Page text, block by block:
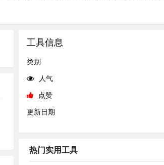
工具信息
类别
人气
点赞
更新日期
热门实用工具